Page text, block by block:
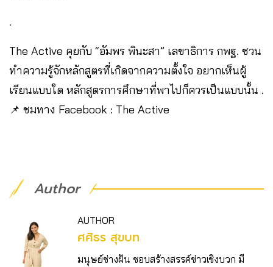
.
The Active คุยกับ “อัมพร พินะสา” เลขาธิการ กพฐ. ชวน
ทำความรู้จักหลักสูตรที่เกิดจากความตั้งใจ อยากเห็นผู้
เรียนแบบใด หลักสูตรการศึกษาที่พาไปก็ควรเป็นแบบนั้น .
📌 ชมทาง Facebook : The Active
Author
AUTHOR
ศศิธร สุขบท
มนุษย์ช่างฝัน ชอบสร้างสรรค์ข่าวเชิงบวก มี